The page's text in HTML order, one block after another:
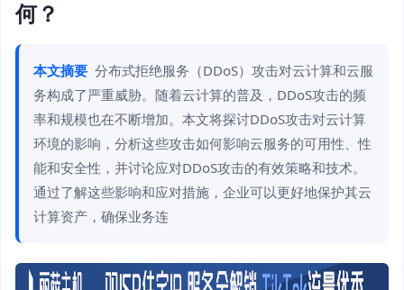
何？
本文摘要 分布式拒绝服务（DDoS）攻击对云计算和云服
务构成了严重威胁。随着云计算的普及，DDoS攻击的频
率和规模也在不断增加。本文将探讨DDoS攻击对云计算
环境的影响，分析这些攻击如何影响云服务的可用性、性
能和安全性，并讨论应对DDoS攻击的有效策略和技术。
通过了解这些影响和应对措施，企业可以更好地保护其云
计算资产，确保业务连